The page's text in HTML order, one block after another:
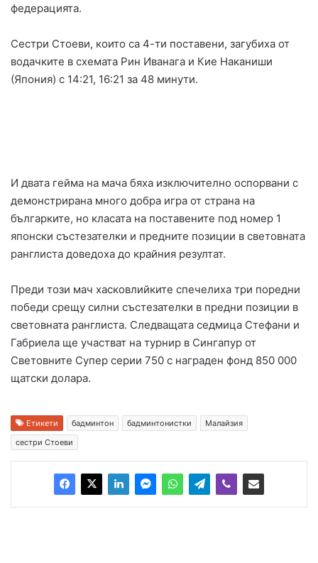
федерацията.
Сестри Стоеви, които са 4️-ти поставени, загубиха от
водачките в схемата Рин Иванага и Кие Наканиши
(Япония) с 14:21, 16:21 за 48 минути.
И двата гейма на мача бяха изключително оспорвани с
демонстрирана много добра игра от страна на
българките, но класата на поставените под номер 1
японски състезателки и предните позиции в световната
ранглиста доведоха до крайния резултат.
Преди този мач хасковлийките спечелиха три поредни
победи срещу силни състезателки в предни позиции в
световната ранглиста. Следващата седмица Стефани и
Габриела ще участват на турнир в Сингапур от
Световните Супер серии 7️5️0️ с награден фонд 850 000
щатски долара.
Етикети бадминтон бадминтонистки
Малайзия
сестри Стоеви